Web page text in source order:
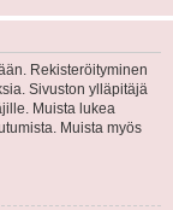
Rekisteröityminen
Sivuston ylläpitäjä
Muista lukea
Muista myös